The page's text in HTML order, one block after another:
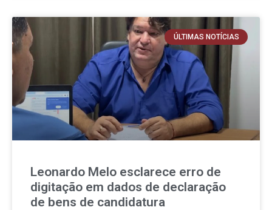
ÚLTIMAS NOTÍCIAS
Leonardo Melo esclarece erro de
digitação em dados de declaração
de bens de candidatura